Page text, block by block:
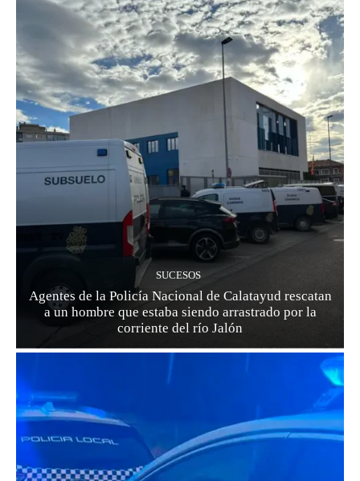
SUCESOS
Agentes de la Policía Nacional de Calatayud rescatan
a un hombre que estaba siendo arrastrado por la
corriente del río Jalón